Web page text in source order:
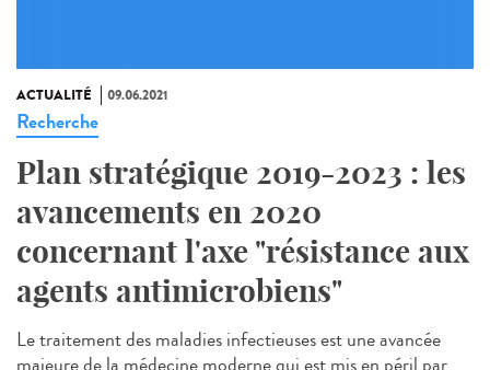
ACTUALITÉ 09.06.2021
Recherche
Plan stratégique 2019-2023 : les
avancements en 2020
concernant l'axe "résistance aux
agents antimicrobiens"
Le traitement des maladies infectieuses est une avancée
majeure de la médecine moderne qui est mis en péril par